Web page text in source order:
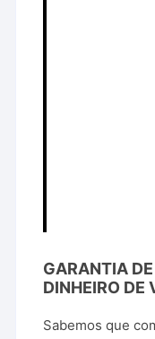
GARANTIA
DINHEIRO DE
Sabemos que